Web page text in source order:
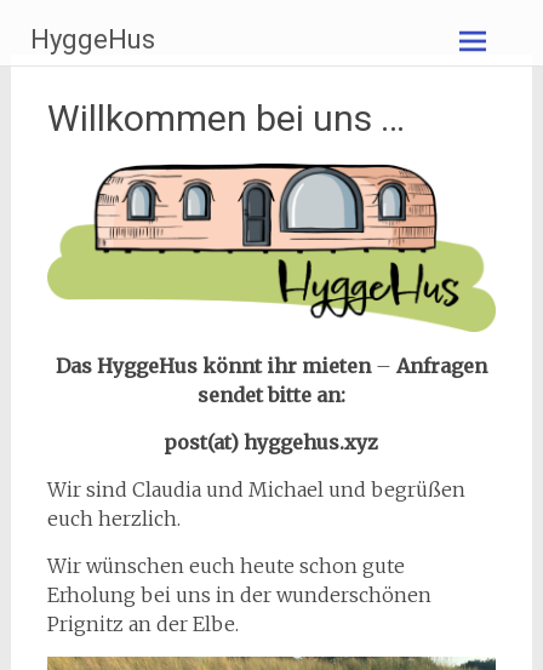
Inhalt
springen
HyggeHus
Willkommen bei uns …
Das HyggeHus könnt ihr mieten– Anfragen
sendet bitte an:
post(at) hyggehus.xyz
Wir sind Claudia und Michael und begrüßen
euch herzlich.
Wir wünschen euch heute schon gute
Erholung bei uns in der wunderschönen
Prignitz an der Elbe.